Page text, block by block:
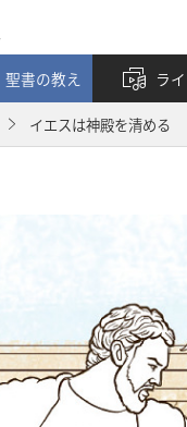
聖書の教え ラ
イエスは神殿を清める